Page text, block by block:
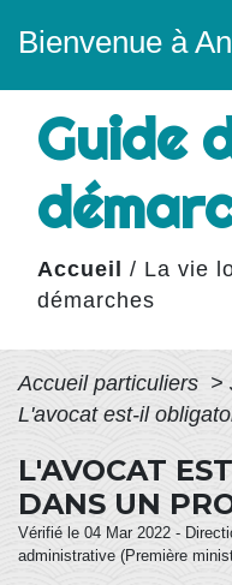
Bienvenue à
Guide
Accueil / La vie
démarches
Accueil particuliers >
L'avocat est-il
L'AVOCAT
DANS UN
Vérifié le 04 Mar 2022 -
administrative (Première